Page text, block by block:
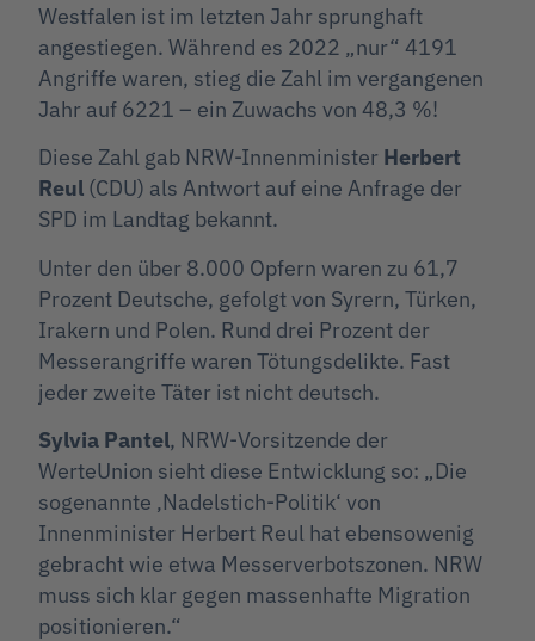
Westfalen ist im letzten Jahr sprunghaft
angestiegen. Während es 2022 „nur“ 4191
Angriffe waren, stieg die Zahl im vergangenen
Jahr auf 6221 – ein Zuwachs von 48,3 %!
Diese Zahl gab NRW-Innenminister Herbert
Reul (CDU) als Antwort auf eine Anfrage der
SPD im Landtag bekannt.
Unter den über 8.000 Opfern waren zu 61,7
Prozent Deutsche, gefolgt von Syrern, Türken,
Irakern und Polen. Rund drei Prozent der
Messerangriffe waren Tötungsdelikte. Fast
jeder zweite Täter ist nicht deutsch.
Sylvia Pantel, NRW-Vorsitzende der
WerteUnion sieht diese Entwicklung so: „Die
sogenannte ‚Nadelstich-Politik‘ von
Innenminister Herbert Reul hat ebensowenig
gebracht wie etwa Messerverbotszonen. NRW
muss sich klar gegen massenhafte Migration
positionieren.“